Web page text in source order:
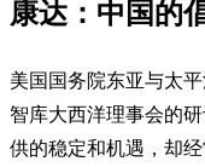
康达：中国的
美国国务院东亚与太
智库大西洋理事会的
供的稳定和机遇，却